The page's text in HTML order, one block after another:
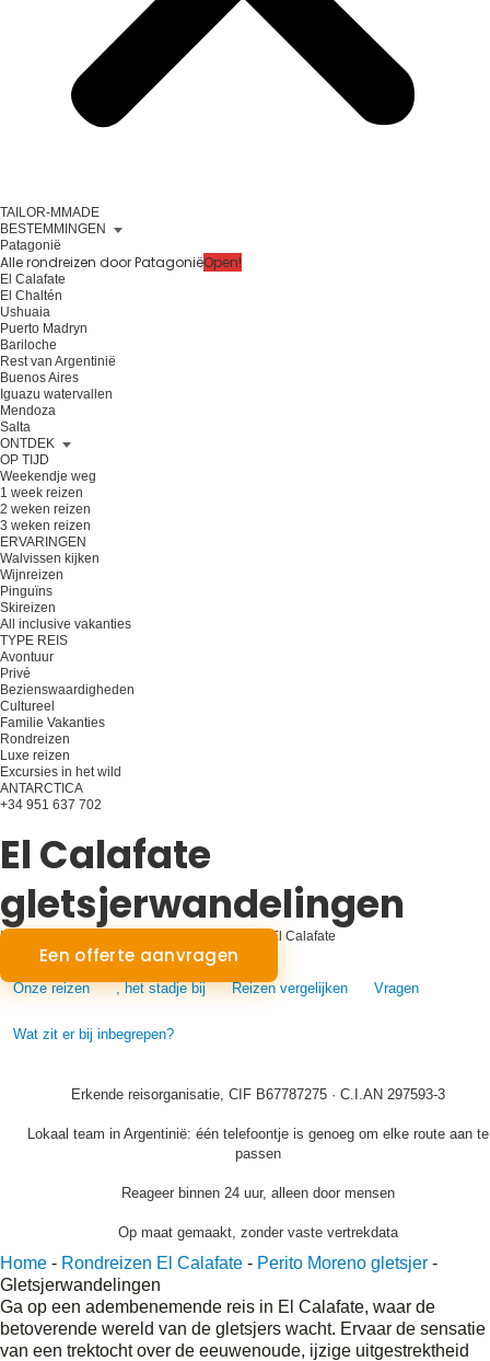
TAILOR-MMADE
BESTEMMINGEN
Patagonië
Alle rondreizen door PatagoniëOpen!
El Calafate
El Chaltén
Ushuaia
Puerto Madryn
Bariloche
Rest van Argentinië
Buenos Aires
Iguazu watervallen
Mendoza
Salta
ONTDEK
OP TIJD
Weekendje weg
1 week reizen
2 weken reizen
3 weken reizen
ERVARINGEN
Walvissen kijken
Wijnreizen
Pinguïns
Skireizen
All inclusive vakanties
TYPE REIS
Avontuur
Privé
Bezienswaardigheden
Cultureel
Familie Vakanties
Rondreizen
Luxe reizen
Excursies in het wild
ANTARCTICA
+34 951 637 702
El Calafate
gletsjerwandelingen
Icy Expeditions Onthuld: Gletsjeravonturen in El Calafate
Een offerte aanvragen
Onze reizen , het stadje bij Reizen vergelijken Vragen
Wat zit er bij inbegrepen?
Erkende reisorganisatie, CIF B67787275 · C.I.AN 297593-3
Lokaal team in Argentinië: één telefoontje is genoeg om elke route aan te
passen
Reageer binnen 24 uur, alleen door mensen
Op maat gemaakt, zonder vaste vertrekdata
Home - Rondreizen El Calafate - Perito Moreno gletsjer -
Gletsjerwandelingen
Ga op een adembenemende reis in El Calafate, waar de
betoverende wereld van de gletsjers wacht. Ervaar de sensatie
van een trektocht over de eeuwenoude, ijzige uitgestrektheid